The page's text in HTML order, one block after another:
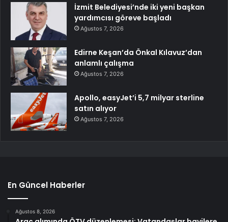
İzmit Belediyesi’nde iki yeni başkan
yardımcısı göreve başladı
Ağustos 7, 2026
Edirne Keşan’da Önkal Kılavuz’dan
anlamlı çalışma
Ağustos 7, 2026
Apollo, easyJet’i 5,7 milyar sterline
satın alıyor
Ağustos 7, 2026
En Güncel Haberler
Ağustos 8, 2026